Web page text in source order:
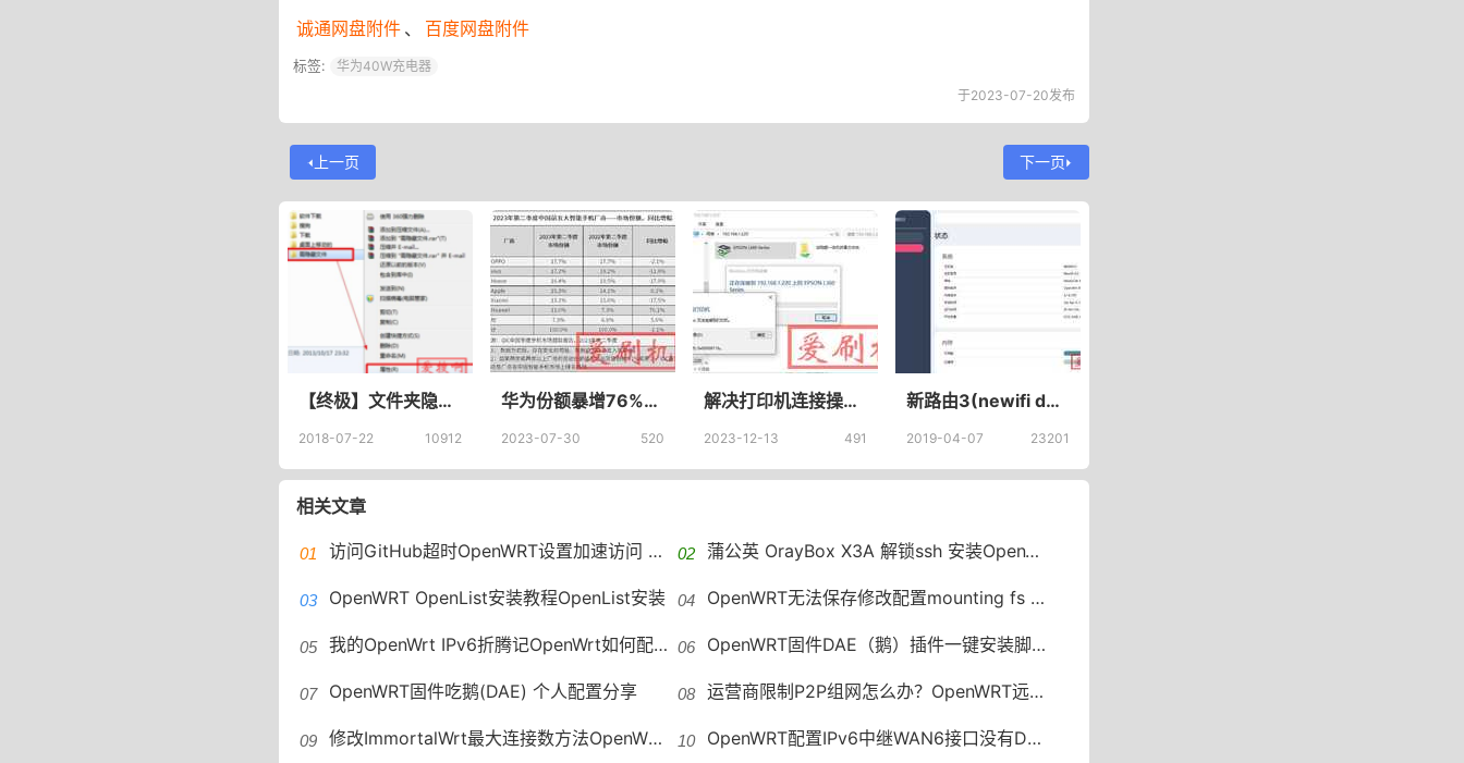
诚通网盘附件 、 百度网盘附件
标签:
华为40W充电器
于2023-07-20发布
上一页 下一页
【终极】文件夹隐藏方法,彻底隐藏文件夹的方法！显示隐藏的文件也看不到
2018-07-22 10912
华为份额暴增76%华为在智能手机市场份额中实现逆势增长
2023-07-30 520
解决打印机连接操作失败提示0x0000011b的方法
2023-12-13 491
新路由3(newifi d2)刷LEDE/OpenWrt固件最新内核4.14.109固件ipv6,碳酸饮料,去广告,多拨,Frp,无USB
2019-04-07 23201
相关文章
访问GitHub超时OpenWRT设置加速访问 GitHub host自动更新 蒲公英 OrayBox X3A 解锁ssh 安装OpenWRT VirtualHere实现USB共享
OpenWRT OpenList安装教程OpenList安装 OpenWRT无法保存修改配置mounting fs with errors, running e2fsck is recommended
我的OpenWrt IPv6折腾记OpenWrt如何配置IPv6地址段 OpenWRT固件DAE（鹅）插件一键安装脚本
OpenWRT固件吃鹅(DAE) 个人配置分享 运营商限制P2P组网怎么办？OpenWRT远程组网绕过限速
修改ImmortalWrt最大连接数方法OpenWRT修改最大连接数 OpenWRT配置IPv6中继WAN6接口没有DHCP OpenWRT IPv6中继